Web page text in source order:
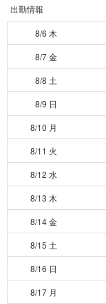
出勤情報
8/6 木
8/7 金
8/8 土
8/9 日
8/10 月
8/11 火
8/12 水
8/13 木
8/14 金
8/15 土
8/16 日
8/17 月